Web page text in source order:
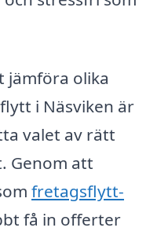
jämföra olika
i Näsviken är
valet av rätt
Genom att
fretagsflytt-
få in offerter